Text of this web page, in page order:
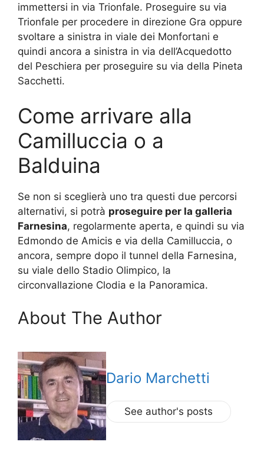
immettersi in via Trionfale. Proseguire su via
Trionfale per procedere in direzione Gra oppure
svoltare a sinistra in viale dei Monfortani e
quindi ancora a sinistra in via dell’Acquedotto
del Peschiera per proseguire su via della Pineta
Sacchetti.
Come arrivare alla
Camilluccia o a
Balduina
Se non si sceglierà uno tra questi due percorsi
alternativi, si potrà proseguire per la galleria
Farnesina, regolarmente aperta, e quindi su via
Edmondo de Amicis e via della Camilluccia, o
ancora, sempre dopo il tunnel della Farnesina,
su viale dello Stadio Olimpico, la
circonvallazione Clodia e la Panoramica.
About The Author
Dario Marchetti
See author's posts